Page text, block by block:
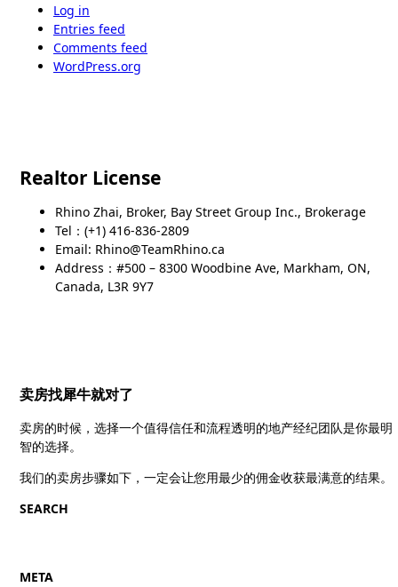
Log in
Entries feed
Comments feed
WordPress.org
Realtor License
Rhino Zhai, Broker, Bay Street Group Inc., Brokerage
Tel：(+1) 416-836-2809
Email: Rhino@TeamRhino.ca
Address：#500 – 8300 Woodbine Ave, Markham, ON,
Canada, L3R 9Y7
卖房找犀牛就对了
卖房的时候，选择一个值得信任和流程透明的地产经纪团队是你最明
智的选择。
我们的卖房步骤如下，一定会让您用最少的佣金收获最满意的结果。
SEARCH
META